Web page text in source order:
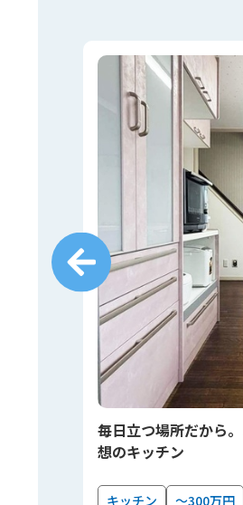
毎日立つ場所だから
想のキッチン
キッチン ～300万円